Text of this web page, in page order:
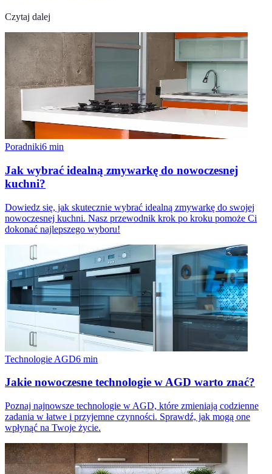
Czytaj dalej
Poradniki6 min
Jak wybrać idealną zmywarkę do nowoczesnej
kuchni?
Dowiedz się, jak skutecznie wybrać idealną zmywarkę do swojej
nowoczesnej kuchni. Nasz przewodnik krok po kroku pomoże Ci
dokonać najlepszego wyboru!
Technologie AGD6 min
Jakie nowoczesne technologie w AGD warto znać?
Poznaj najnowsze technologie w AGD, które zmieniają codzienne
zadania w łatwe i przyjemne czynności. Sprawdź, jak mogą one
wpłynąć na Twoje życie.